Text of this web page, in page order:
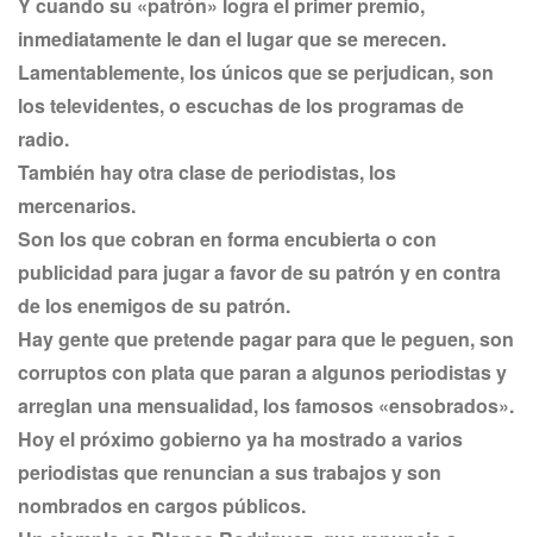
Y cuando su «patrón» logra el primer premio,
inmediatamente le dan el lugar que se merecen.
Lamentablemente, los únicos que se perjudican, son
los televidentes, o escuchas de los programas de
radio.
También hay otra clase de periodistas, los
mercenarios.
Son los que cobran en forma encubierta o con
publicidad para jugar a favor de su patrón y en contra
de los enemigos de su patrón.
Hay gente que pretende pagar para que le peguen, son
corruptos con plata que paran a algunos periodistas y
arreglan una mensualidad, los famosos «ensobrados».
Hoy el próximo gobierno ya ha mostrado a varios
periodistas que renuncian a sus trabajos y son
nombrados en cargos públicos.